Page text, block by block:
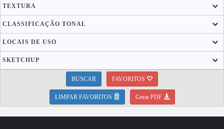
TEXTURA
CLASSIFICAÇÃO TONAL
LOCAIS DE USO
SKETCHUP
BUSCAR FAVORITOS
LIMPAR FAVORITOS Gerar PDF